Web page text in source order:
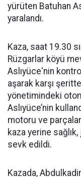
yürüten Batuhan
yaralandı.
Kaza, saat 19.30
Rüzgarlar köyü
Aslıyüce'nin
aşarak karşı
yönetimindeki
Aslıyüce’nin
motoru ve
kaza yerine
sevk edildi.
Kazada,